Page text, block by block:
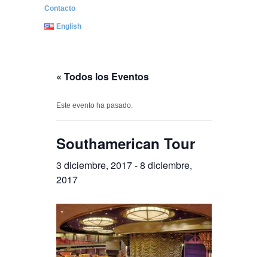
Contacto
English
« Todos los Eventos
Este evento ha pasado.
Southamerican Tour
3 diciembre, 2017-8 diciembre,
2017